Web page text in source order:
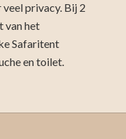
privacy. Bij 2
van het
Safaritent
en toilet.